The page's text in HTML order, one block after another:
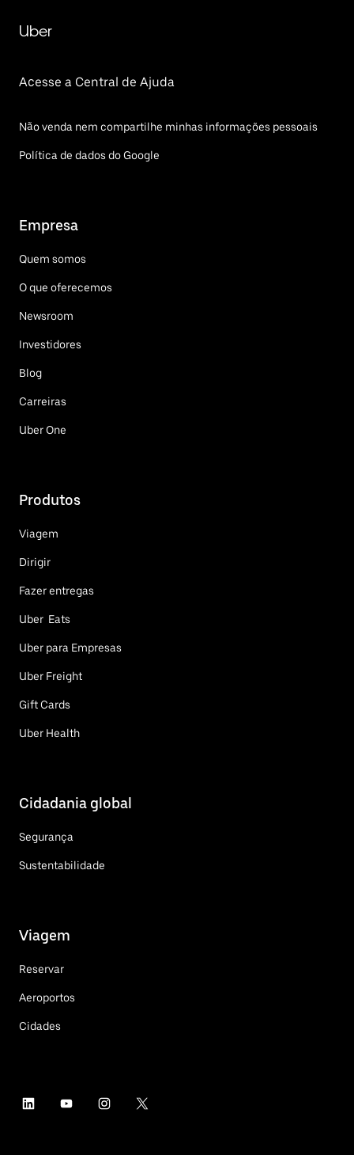
Uber
Acesse a Central de Ajuda
Não venda nem compartilhe minhas informações pessoais
Política de dados do Google
Empresa
Quem somos
O que oferecemos
Newsroom
Investidores
Blog
Carreiras
Uber One
Produtos
Viagem
Dirigir
Fazer entregas
Uber Eats
Uber para Empresas
Uber Freight
Gift Cards
Uber Health
Cidadania global
Segurança
Sustentabilidade
Viagem
Reservar
Aeroportos
Cidades